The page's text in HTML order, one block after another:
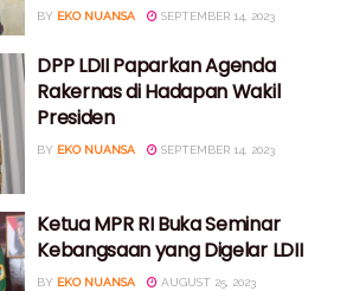
BY EKO NUANSA SEPTEMBER 14, 2023
DPP LDII Paparkan Agenda
Rakernas di Hadapan Wakil
Presiden
BY EKO NUANSA SEPTEMBER 14, 2023
Ketua MPR RI Buka Seminar
Kebangsaan yang Digelar LDII
BY EKO NUANSA AUGUST 25, 2023